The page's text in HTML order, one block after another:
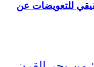
للتعويضات عن